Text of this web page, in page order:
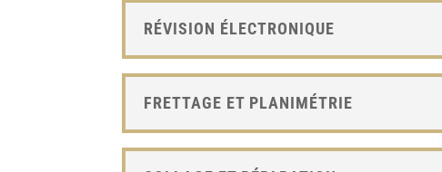
RÉVISION ÉLECTRONIQUE
FRETTAGE ET PLANIMÉTRIE